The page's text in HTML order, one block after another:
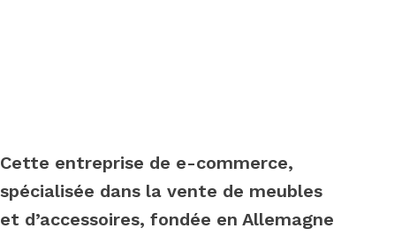
Cette entreprise de e-commerce,
spécialisée dans la vente de meubles
et d’accessoires, fondée en Allemagne